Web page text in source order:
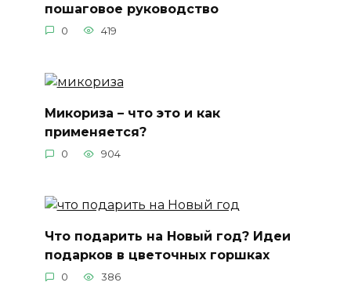
пошаговое руководство
0 419
Микориза – что это и как
применяется?
0 904
Что подарить на Новый год? Идеи
подарков в цветочных горшках
0 386